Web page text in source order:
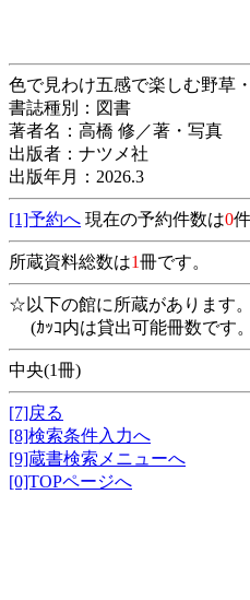
色で見わけ五感で
書誌種別：図書
著者名：高橋 修／著・写真
出版者：ナツメ社
出版年月：2026.3
[1]予約へ 現在の予約件数は0
所蔵資料総数は1冊です。
☆以下の館に所蔵があります。
(ｶｯｺ内は貸出可能冊数です
中央(1冊)
[7]戻る
[8]検索条件入力へ
[9]蔵書検索メニューへ
[0]TOPページへ